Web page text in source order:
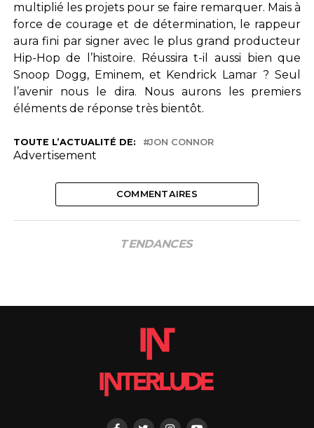
multiplié les projets pour se faire remarquer. Mais à
force de courage et de détermination, le rappeur
aura fini par signer avec le plus grand producteur
Hip-Hop de l’histoire. Réussira t-il aussi bien que
Snoop Dogg, Eminem, et Kendrick Lamar ? Seul
l’avenir nous le dira. Nous aurons les premiers
éléments de réponse très bientôt.
TOUTE L’ACTUALITÉ DE: JON CONNOR
Advertisement
COMMENTAIRES
TENDANCES